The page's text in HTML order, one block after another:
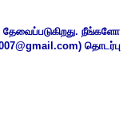
தேவைப்படுகிறது. நீங்களோ
தொடர்பு